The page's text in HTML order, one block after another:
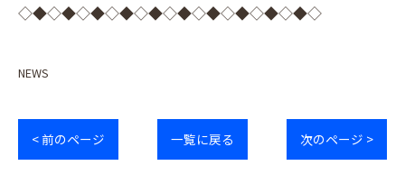
◇◆◇◆◇◆◇◆◇◆◇◆◇◆◇◆◇◆◇◆◇
NEWS
< 前のページ 一覧に戻る 次のページ >